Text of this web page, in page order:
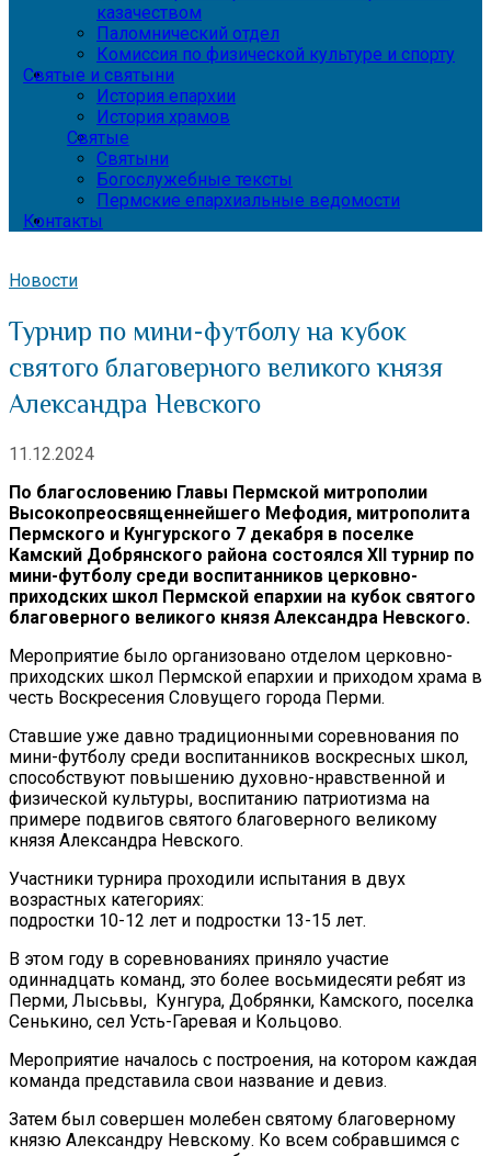
казачеством
Паломнический отдел
Комиссия по физической культуре и спорту
Святые и святыни
История епархии
История храмов
Святые
Святыни
Богослужебные тексты
Пермские епархиальные ведомости
Контакты
Новости
Турнир по мини-футболу на кубок
святого благоверного великого князя
Александра Невского
11.12.2024
По благословению Главы Пермской митрополии
Высокопреосвященнейшего Мефодия, митрополита
Пермского и Кунгурского 7 декабря в поселке
Камский Добрянского района состоялся XII турнир по
мини-футболу среди воспитанников церковно-
приходских школ Пермской епархии на кубок святого
благоверного великого князя Александра Невского.
Мероприятие было организовано отделом церковно-
приходских школ Пермской епархии и приходом храма в
честь Воскресения Словущего города Перми.
Ставшие уже давно традиционными соревнования по
мини-футболу среди воспитанников воскресных школ,
способствуют повышению духовно-нравственной и
физической культуры, воспитанию патриотизма на
примере подвигов святого благоверного великому
князя Александра Невского.
Участники турнира проходили испытания в двух
возрастных категориях:
подростки 10-12 лет и подростки 13-15 лет.
В этом году в соревнованиях приняло участие
одиннадцать команд, это более восьмидесяти ребят из
Перми, Лысьвы, Кунгура, Добрянки, Камского, поселка
Сенькино, сел Усть-Гаревая и Кольцово.
Мероприятие началось с построения, на котором каждая
команда представила свои название и девиз.
Затем был совершен молебен святому благоверному
князю Александру Невскому. Ко всем собравшимся с